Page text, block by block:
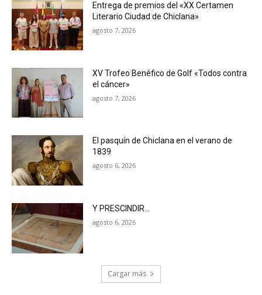
Entrega de premios del «XX Certamen
Literario Ciudad de Chiclana»
agosto 7, 2026
XV Trofeo Benéfico de Golf «Todos contra
el cáncer»
agosto 7, 2026
El pasquín de Chiclana en el verano de
1839
agosto 6, 2026
Y PRESCINDIR…
agosto 6, 2026
Cargar más